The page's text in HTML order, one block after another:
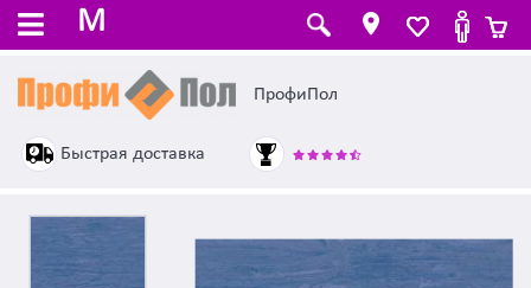
M
ПрофиПол
Быстрая доставка